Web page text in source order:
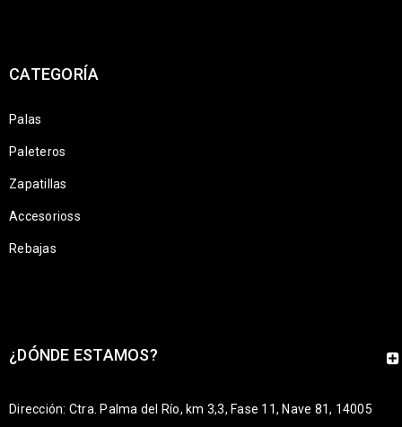
CATEGORÍA
Palas
Paleteros
Zapatillas
Accesorioss
Rebajas
¿DÓNDE ESTAMOS?
Dirección: Ctra. Palma del Río, km 3,3, Fase 11, Nave 81, 14005